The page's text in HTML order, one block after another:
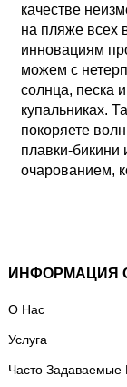
качестве
на пляже всех
инновациям
можем с
солнца, песка
купальниках.
покоряете
плавки-бикини
очарованием,
ИНФОРМАЦИЯ
О Нас
Услуга
Часто Задаваемые